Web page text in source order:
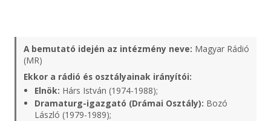
A bemutató idején az intézmény neve: Magyar Rádió
(MR)
Ekkor a rádió és osztályainak irányítói:
Elnök: Hárs István (1974-1988);
Dramaturg-igazgató (Drámai Osztály): Bozó
László (1979-1989);